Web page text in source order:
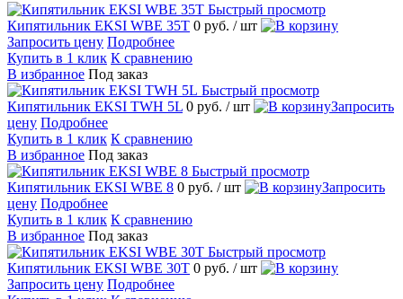
Быстрый просмотр
Кипятильник EKSI WBE 35T 0 руб. / шт
Запросить цену Подробнее
Купить в 1 клик К сравнению
В избранное Под заказ
Быстрый просмотр
Кипятильник EKSI TWH 5L 0 руб. / шт
Запросить
цену Подробнее
Купить в 1 клик К сравнению
В избранное Под заказ
Быстрый просмотр
Кипятильник EKSI WBE 8 0 руб. / шт
Запросить
цену Подробнее
Купить в 1 клик К сравнению
В избранное Под заказ
Быстрый просмотр
Кипятильник EKSI WBE 30T 0 руб. / шт
Запросить цену Подробнее